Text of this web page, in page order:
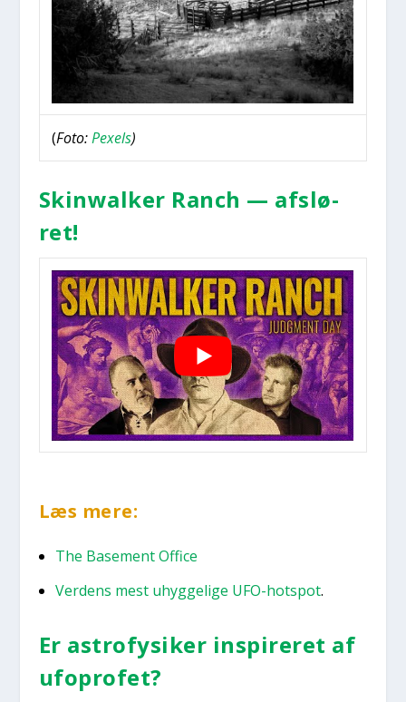
(Foto:Pexels)
Skinwal­ker Ranch — afslø­
ret!
Læs mere:
The Base­ment Offi­ce
Ver­dens mest uhyg­ge­li­ge UFO-hots­pot.
Er astro­fy­si­ker inspi­re­ret af
ufopro­fet?